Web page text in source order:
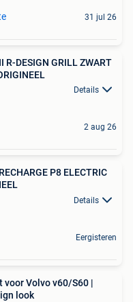
31 jul 26
R-DESIGN GRILL ZWART
Details
2 aug 26
P8 ELECTRIC
Details
Eergisteren
voor Volvo v60/S60 |
look